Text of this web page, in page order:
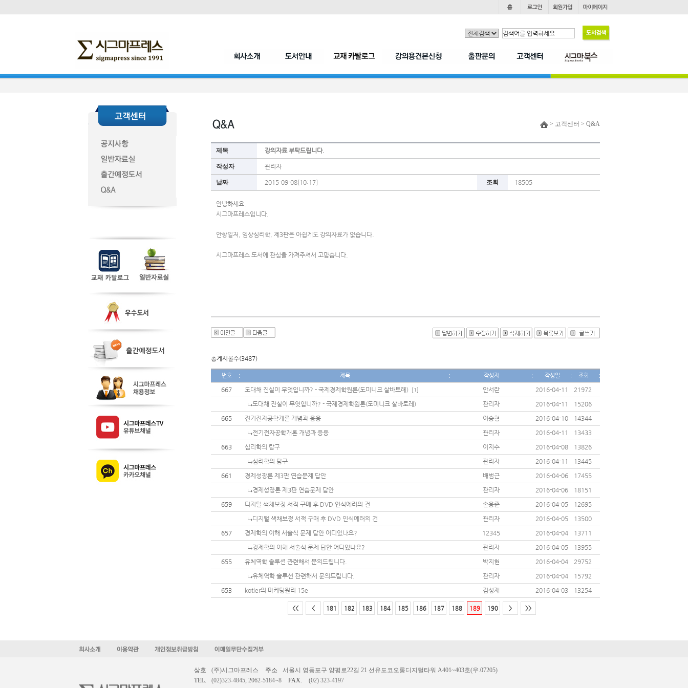
> 고객센터 > Q&A
제목 강의자료 부탁드립니다.
작성자 관리자
날짜 2015-09-08[10:17] 조회 18505
안녕하세요.
시그마프레스입니다.
안창일저, 임상심리학, 제3판은 아쉽게도 강의자료가 없습니다.
시그마프레스 도서에 관심을 가져주셔서 고맙습니다.
총게시물수(3487)
번호 제목 작성자 작성일 조회
667 도대채 진실이 무엇입니까? - 국제경제학원론(도미니크 살바토레) [1] 안서란 2016-04-11
21972
도대채 진실이 무엇입니까? - 국제경제학원론(도미니크 살바토레)
관리자 2016-04-11
15206
665
전기전자공학개론 개념과 응용 이승형 2016-04-10
14344
전기전자공학개론 개념과 응용
관리자 2016-04-11
13433
663
심리학의 탐구 이지수 2016-04-08
13826
심리학의 탐구
관리자 2016-04-11
13445
661
경제성장론 제3판 연습문제 답안 배범근 2016-04-06
17455
경제성장론 제3판 연습문제 답안
관리자 2016-04-06
18151
659
디지털 색채보정 서적 구매 후 DVD 인식에러의 건 손용준 2016-04-05
12695
디지털 색채보정 서적 구매 후 DVD 인식에러의 건
관리자 2016-04-05
13500
657
경제학의 이해 서술식 문제 답안 어디있나요? 12345 2016-04-04
13711
경제학의 이해 서술식 문제 답안 어디있나요?
관리자 2016-04-05
13955
655
유체역학 솔루션 관련해서 문의드립니다. 박지현 2016-04-04
29752
유체역학 솔루션 관련해서 문의드립니다.
관리자 2016-04-04
15792
653
kotler의 마케팅원리 15e 김성재 2016-04-03 13254
<< < 181 182 183 184 185 186 187 188 189 190 > >>
상호 (주)시그마프레스 주소
서울시 영등포구 양평로22길 21 선유도코오롱디지털타워 A401~403호(우.07205)
TEL.
(02)323-4845, 2062-5184~8 FAX.
(02) 323-4197